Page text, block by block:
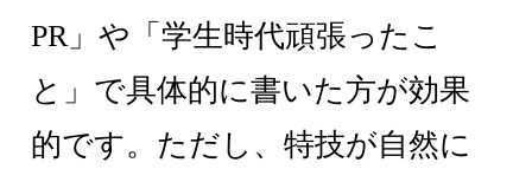
PR」や「学生時代頑張ったこ
と」で具体的に書いた方が効果
的です。ただし、特技が自然に